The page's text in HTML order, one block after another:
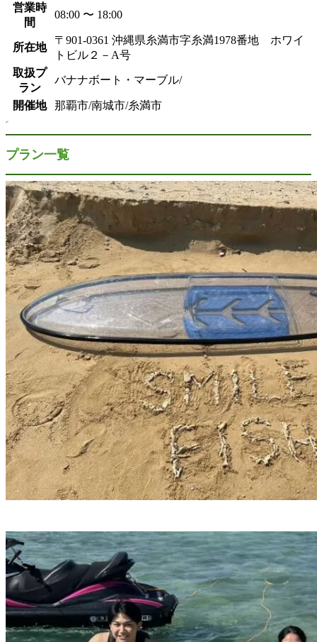
営業時
間
08:00 〜 18:00
所在地
〒901-0361 沖縄県糸満市字糸満1978番地 ホワイ
トビル２－A号
取扱プ
ラン
バナナボート・マーブル/
開催地 那覇市/南城市/糸満市
プラン一覧